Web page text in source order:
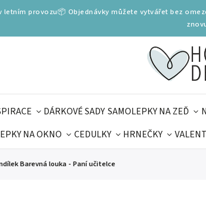
provozu📦 Objednávky můžete vytvářet bez
DÁRKOVÉ SADY SAMOLEPKY NA ZEĎ
NA OKNO CEDULKY HRNEČKY
Barevná louka - Paní učitelce